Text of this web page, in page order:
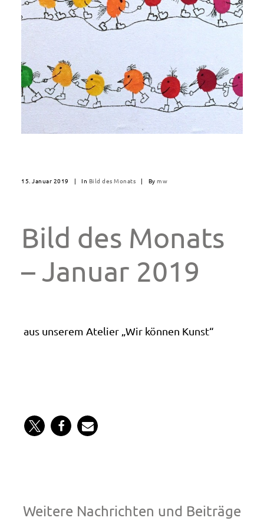
15. Januar 2019 | In Bild des Monats | By mw
Bild des Monats
– Januar 2019
aus unserem Atelier „Wir können Kunst“
Weitere Nachrichten und Beiträge